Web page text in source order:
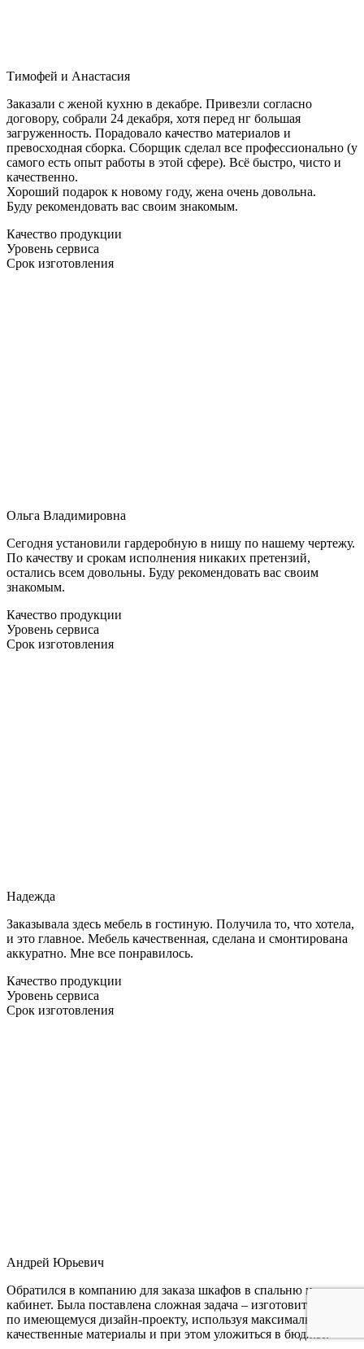
Тимофей и Анастасия
Заказали с женой кухню в декабре. Привезли согласно
договору, собрали 24 декабря, хотя перед нг большая
загруженность. Порадовало качество материалов и
превосходная сборка. Сборщик сделал все профессионально (у
самого есть опыт работы в этой сфере). Всё быстро, чисто и
качественно.
Хороший подарок к новому году, жена очень довольна.
Буду рекомендовать вас своим знакомым.
Качество продукции
Уровень сервиса
Срок изготовления
Ольга Владимировна
Сегодня установили гардеробную в нишу по нашему чертежу.
По качеству и срокам исполнения никаких претензий,
остались всем довольны. Буду рекомендовать вас своим
знакомым.
Качество продукции
Уровень сервиса
Срок изготовления
Надежда
Заказывала здесь мебель в гостиную. Получила то, что хотела,
и это главное. Мебель качественная, сделана и смонтирована
аккуратно. Мне все понравилось.
Качество продукции
Уровень сервиса
Срок изготовления
Андрей Юрьевич
Обратился в компанию для заказа шкафов в спальню и
кабинет. Была поставлена сложная задача – изготовить мебель
по имеющемуся дизайн-проекту, используя максимально
качественные материалы и при этом уложиться в бюджет.